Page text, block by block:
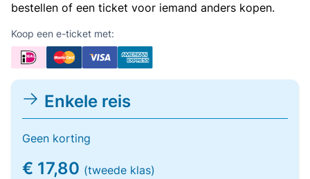
bestellen of een ticket voor iemand anders kopen.
Koop een e-ticket met:
Enkele reis
Geen korting
€ 17,80 (tweede klas)